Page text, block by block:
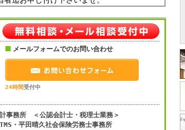
メールフォームでのお問い合わせ
24時間受付中
事務所 ＜公認会計士・税理士業務＞
・平田晴久社会保険労務士事務所